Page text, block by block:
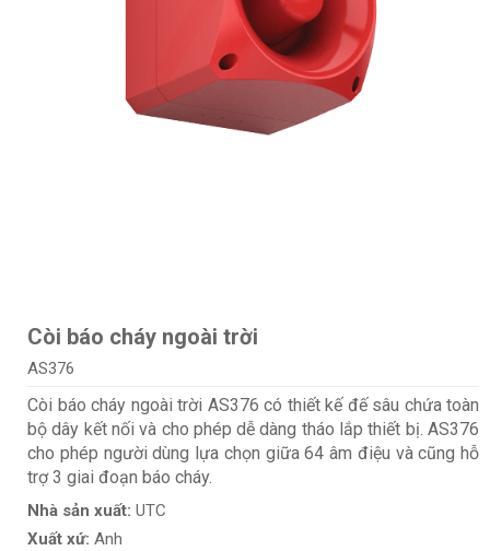
Còi báo cháy ngoài trời
AS376
Còi báo cháy ngoài trời AS376 có thiết kế đế sâu chứa toàn
bộ dây kết nối và cho phép dễ dàng tháo lắp thiết bị. AS376
cho phép người dùng lựa chọn giữa 64 âm điệu và cũng hỗ
trợ 3 giai đoạn báo cháy.
Nhà sản xuất: UTC
Xuất xứ: Anh